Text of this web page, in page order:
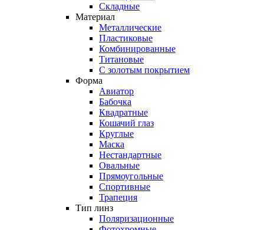
Складные
Материал
Металлические
Пластиковые
Комбинированные
Титановые
С золотым покрытием
Форма
Авиатор
Бабочка
Квадратные
Кошачий глаз
Круглые
Маска
Нестандартные
Овальные
Прямоугольные
Спортивные
Трапеция
Тип линз
Поляризационные